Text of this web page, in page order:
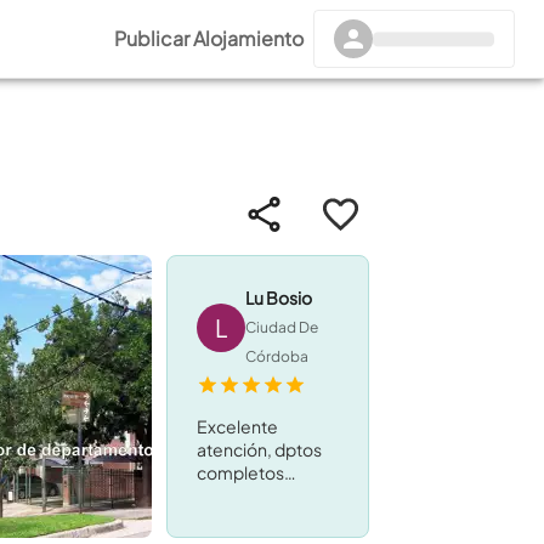
Publicar Alojamiento
L
Lu Bosio
Ciudad De
Córdoba
Excelente
atención, dptos
completos